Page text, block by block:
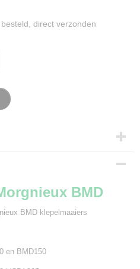
direct verzonden
BMD
BMD klepelmaaiers
en BMD150